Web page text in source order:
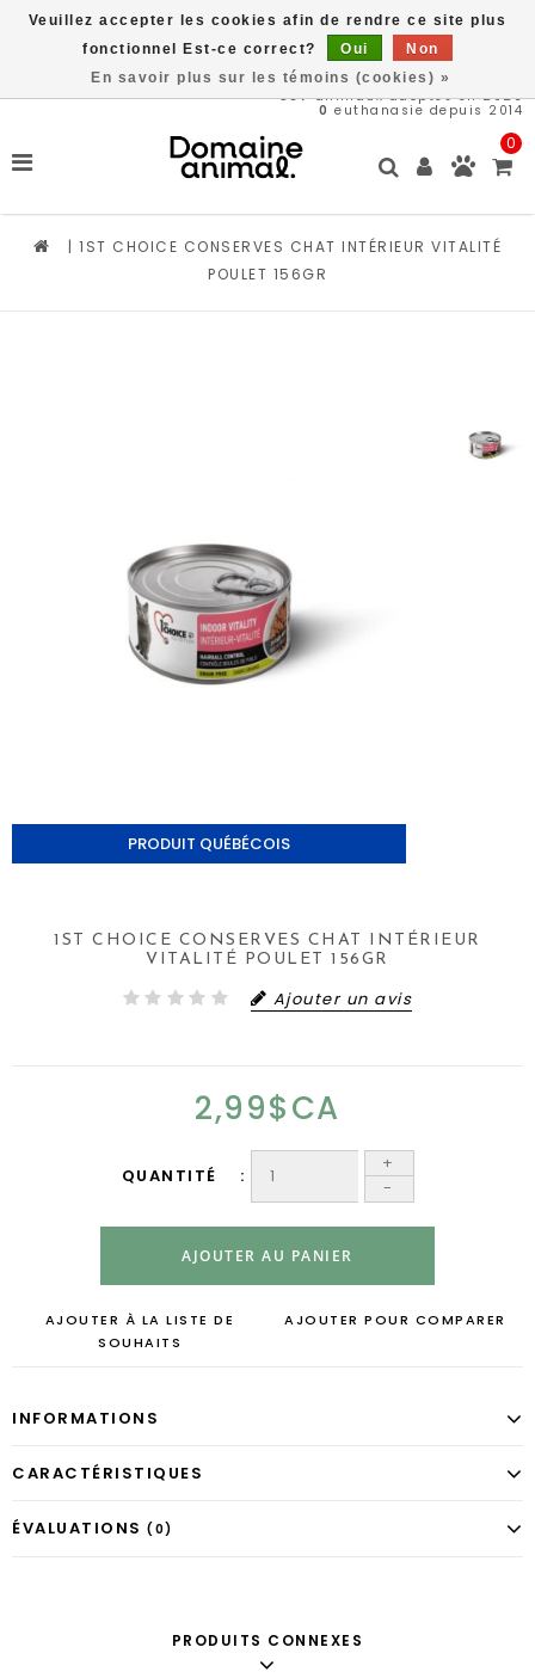
567animaux adoptés en 2026
0 euthanasie depuis 2014
0
|1ST CHOICE CONSERVES CHAT INTÉRIEUR VITALITÉ
POULET 156GR
PRODUIT QUÉBÉCOIS
1ST CHOICE CONSERVES CHAT INTÉRIEUR
VITALITÉ POULET 156GR
Ajouter un avis
2,99$CA
QUANTITÉ
+
-
AJOUTER AU PANIER
AJOUTER À LA LISTE DE
SOUHAITS
AJOUTER POUR COMPARER
INFORMATIONS
CARACTÉRISTIQUES
ÉVALUATIONS (0)
PRODUITS CONNEXES
Veuillez accepter les cookies afin de rendre ce site plus
fonctionnel Est-ce correct?
Oui
Non
En savoir plus sur les témoins (cookies) »
Livraison gratuite à partir de 89$*